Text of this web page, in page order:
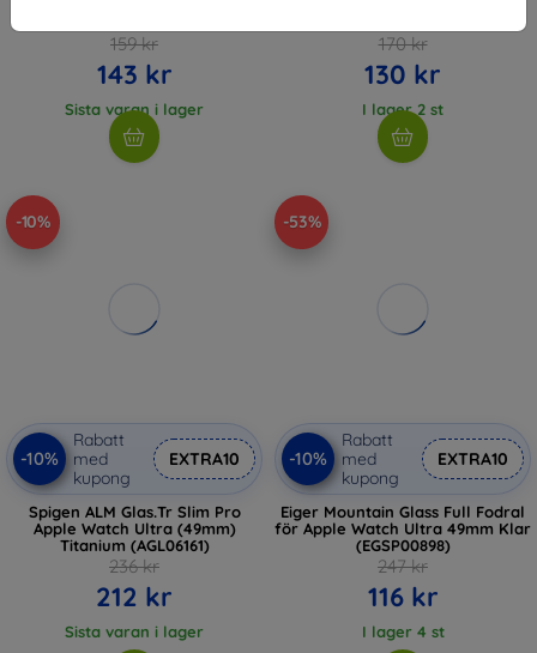
159 kr
143 kr
Sista varan i lager
170 kr
130 kr
I lager 2 st
-10%
-10%
Rabatt
med
kupong
EXTRA10
Spigen ALM Glas.Tr Slim Pro
Apple Watch Ultra (49mm)
Titanium (AGL06161)
236 kr
212 kr
Sista varan i lager
-53%
-10%
Rabatt
med
kupong
EXTRA10
Eiger Mountain Glass Full Fodral
för Apple Watch Ultra 49mm Klar
(EGSP00898)
247 kr
116 kr
I lager 4 st